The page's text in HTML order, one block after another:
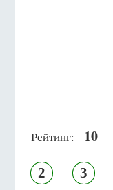
Рейтинг: 10
2 3